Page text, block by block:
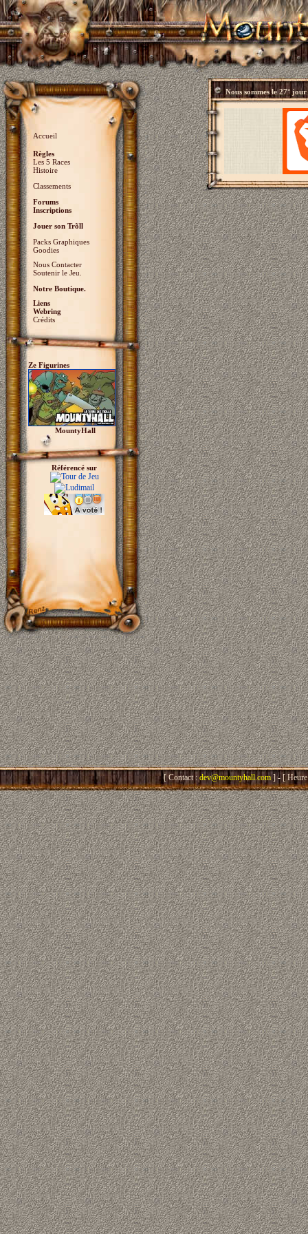
Accueil
Règles
Les 5 Races
Histoire
Classements
Forums
Inscriptions
Jouer son Trõll
Packs Graphiques
Goodies
Nous Contacter
Soutenir le Jeu.
Notre Boutique.
Liens
Webring
Crédits
Ze Figurines
MountyHall
Référencé sur
Nous sommes le27° jour
[ Contact : dev@mountyhall.com] - [ Heure